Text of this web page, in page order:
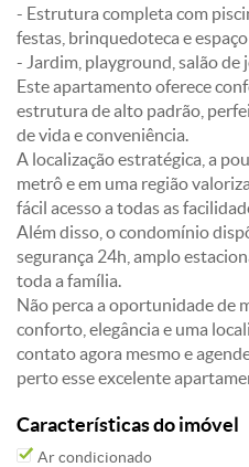
- Estrutura completa com
festas, brinquedoteca e
- Jardim, playground, salão de
Este apartamento oferece
estrutura de alto padrão,
de vida e conveniência.
A localização estratégica, a
metrô e em uma região
fácil acesso a todas as
Além disso, o condomínio
segurança 24h, amplo
toda a família.
Não perca a oportunidade de
conforto, elegância e uma
contato agora mesmo e
perto esse excelente
Características do imóvel
Ar condicionado